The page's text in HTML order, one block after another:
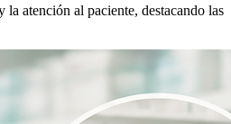
atención al paciente, destacando las